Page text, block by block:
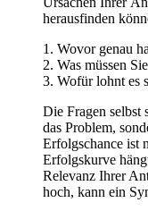
herausfinden
1. Wovor genau
2. Was müssen
3. Wofür lohnt es
Die Fragen selbst
das Problem,
Erfolgschance ist
Erfolgskurve
Relevanz Ihrer
hoch, kann ein